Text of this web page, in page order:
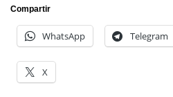
Compartir
WhatsApp Telegram
X